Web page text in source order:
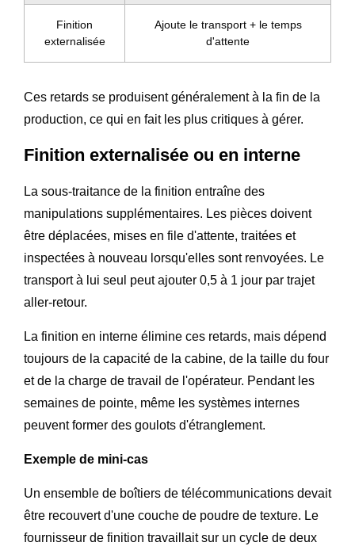
Finition
externalisée
Ajoute le transport + le temps
d'attente
Ces retards se produisent généralement à la fin de la
production, ce qui en fait les plus critiques à gérer.
Finition externalisée ou en interne
La sous-traitance de la finition entraîne des
manipulations supplémentaires. Les pièces doivent
être déplacées, mises en file d'attente, traitées et
inspectées à nouveau lorsqu'elles sont renvoyées. Le
transport à lui seul peut ajouter 0,5 à 1 jour par trajet
aller-retour.
La finition en interne élimine ces retards, mais dépend
toujours de la capacité de la cabine, de la taille du four
et de la charge de travail de l'opérateur. Pendant les
semaines de pointe, même les systèmes internes
peuvent former des goulots d'étranglement.
Exemple de mini-cas
Un ensemble de boîtiers de télécommunications devait
être recouvert d'une couche de poudre de texture. Le
fournisseur de finition travaillait sur un cycle de deux